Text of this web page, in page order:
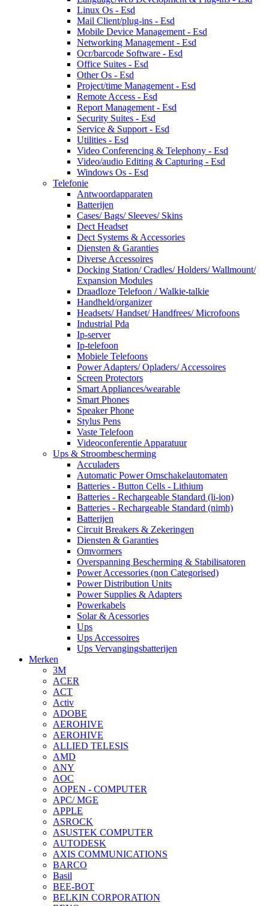
Linux Os - Esd
Mail Client/plug-ins - Esd
Mobile Device Management - Esd
Networking Management - Esd
Ocr/barcode Software - Esd
Office Suites - Esd
Other Os - Esd
Project/time Management - Esd
Remote Access - Esd
Report Management - Esd
Security Suites - Esd
Service & Support - Esd
Utilities - Esd
Video Conferencing & Telephony - Esd
Video/audio Editing & Capturing - Esd
Windows Os - Esd
Telefonie
Antwoordapparaten
Batterijen
Cases/ Bags/ Sleeves/ Skins
Dect Headset
Dect Systems & Accessories
Diensten & Garanties
Diverse Accessoires
Docking Station/ Cradles/ Holders/ Wallmount/
Expansion Modules
Draadloze Telefoon / Walkie-talkie
Handheld/organizer
Headsets/ Handset/ Handfrees/ Microfoons
Industrial Pda
Ip-server
Ip-telefoon
Mobiele Telefoons
Power Adapters/ Opladers/ Accessoires
Screen Protectors
Smart Appliances/wearable
Smart Phones
Speaker Phone
Stylus Pens
Vaste Telefoon
Videoconferentie Apparatuur
Ups & Stroombescherming
Acculaders
Automatic Power Omschakelautomaten
Batteries - Button Cells - Lithium
Batteries - Rechargeable Standard (li-ion)
Batteries - Rechargeable Standard (nimh)
Batterijen
Circuit Breakers & Zekeringen
Diensten & Garanties
Omvormers
Overspanning Bescherming & Stabilisatoren
Power Accessories (non Categorised)
Power Distribution Units
Power Supplies & Adapters
Powerkabels
Solar & Acessories
Ups
Ups Accessoires
Ups Vervangingsbatterijen
Merken
3M
ACER
ACT
Activ
ADOBE
AEROHIVE
AEROHIVE
ALLIED TELESIS
AMD
ANY
AOC
AOPEN - COMPUTER
APC/ MGE
APPLE
ASROCK
ASUSTEK COMPUTER
AUTODESK
AXIS COMMUNICATIONS
BARCO
Basil
BEE-BOT
BELKIN CORPORATION